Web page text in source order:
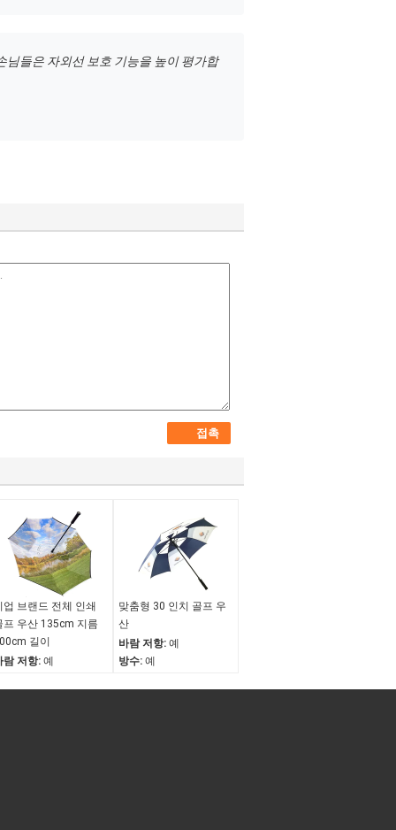
님들은 자외선 보호 기능을 높이 평가합
업 브랜드 전체 인쇄
프 우산 135cm 지름
길이
람 저항: 예
맞춤형 30 인치 골프 우
산
바람 저항: 예
방수: 예